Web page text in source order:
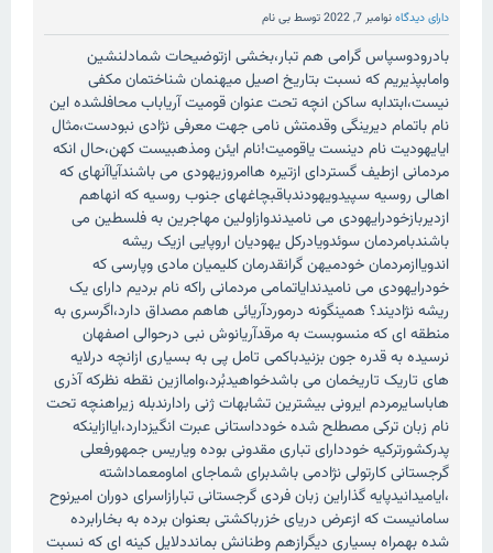
دارای دیدگاهنوامبر 7, 2022 توسطبی نام
بادرودوسپاس گرامی هم تبار،بخشی ازتوضیحات شمادلنشین
وامابپذیریم که نسبت بتاریخ اصیل میهنمان شناختمان مکفی
نیست،ابتدابه ساکن انچه تحت عنوان قومیت آریاباب محافلشده این
نام باتمام دیرینگی وقدمتش نامی جهت معرفی نژادی نبودست،مثال
ایایهودیت نام دینست یاقومیت!نام ایئن ومذهبیست کهن،حال انکه
مردمانی ازطیف گستردای ازتیره هاامروزیهودی می باشندآیاآنهای که
اهالی روسیه سپیدویهودندباقبچاغهای جنوب روسیه که انهاهم
ازدیربازخودرایهودی می نامیدندوازاولین مهاجرین به فلسطین می
باشندبامردمان سوئدویادرکل یهودیان اروپایی ازیک ریشه
اندویاازمردمان خودمیهن گرانقدرمان کلیمیان مادی وپارسی که
خودرایهودی می نامیدندایاتمامی مردمانی راکه نام بردیم دارای یک
ریشه نژادیند؟ همینگونه درموردآریائی هاهم مصداق دارد،اگرسری به
منطقه ای که منسوبست به مرقدآریانوش نبی درحوالی اصفهان
نرسیده به قدره جون بزنیدباکمی تامل پی به بسیاری ازانچه درلایه
های تاریک تاریخمان می باشدخواهیدبُرد،واماازین نقطه نظرکه آذری
هاباسایرمردم ایرونی بیشترین تشابهات ژنی رادارندبله زیراهنچه تحت
نام زبان ترکی مصطلح شده خودداستانی عبرت انگیزدارد،ایاازاینکه
پدرکشورترکیه خوددارای تباری مقدونی بوده ویاریس جمهورفعلی
گرجستانی کارتولی نژادمی باشدبرای شماجای اماومعماداشته
،ایامیدانیدپایه گذاراین زبان فردی گرجستانی تبارازاسرای دوران امیرنوح
سامانیست که ازعرض دریای خزرباکشتی بعنوان برده به بخارابرده
شده بهمراه بسیاری دیگرازهم وطنانش بمانددلایل کینه ای که نسبت